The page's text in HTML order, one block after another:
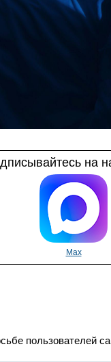
на
Max
пользователей